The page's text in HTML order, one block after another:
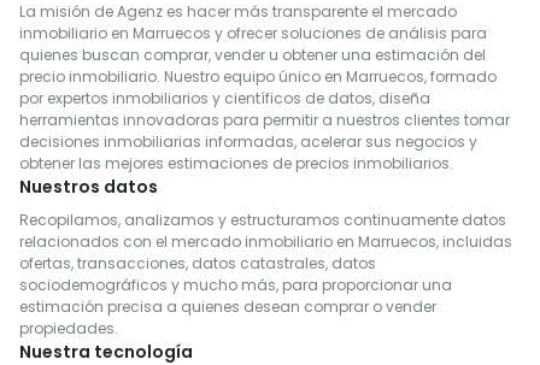
La misión de Agenz es hacer más transparente el mercado
inmobiliario en Marruecos y ofrecer soluciones de análisis para
quienes buscan comprar, vender u obtener una estimación del
precio inmobiliario. Nuestro equipo único en Marruecos, formado
por expertos inmobiliarios y científicos de datos, diseña
herramientas innovadoras para permitir a nuestros clientes tomar
decisiones inmobiliarias informadas, acelerar sus negocios y
obtener las mejores estimaciones de precios inmobiliarios.
Nuestros datos
Recopilamos, analizamos y estructuramos continuamente datos
relacionados con el mercado inmobiliario en Marruecos, incluidas
ofertas, transacciones, datos catastrales, datos
sociodemográficos y mucho más, para proporcionar una
estimación precisa a quienes desean comprar o vender
propiedades.
Nuestra tecnología